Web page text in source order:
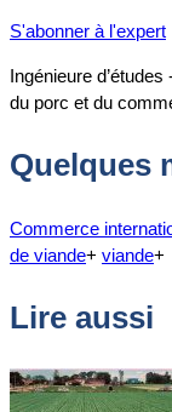
S'abonner à l'expert
Ingénieure
du porc et du
Quelques
Commerce
de viande+ viande+
Lire aussi